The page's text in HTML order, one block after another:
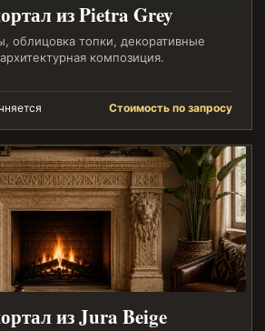
из Pietra Grey
облицовка топки, декоративные
композиция.
Стоимость по запросу
из Jura Beige